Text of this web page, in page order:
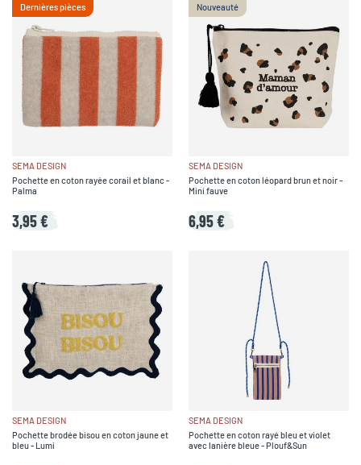
Dernières pièces
SEMA DESIGN
Pochette en coton rayée corail et blanc -
Palma
3,95 €
Nouveauté
SEMA DESIGN
Pochette en coton léopard brun et noir -
Mini fauve
6,95 €
SEMA DESIGN
Pochette brodée bisou en coton jaune et
bleu - Lumi
SEMA DESIGN
Pochette en coton rayé bleu et violet
avec lanière bleue - Plouf&Sun